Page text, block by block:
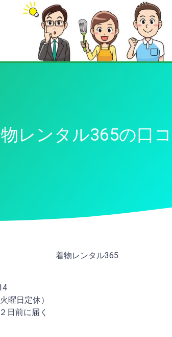
レンタル365の口コ
着物レンタル365
曜日定休）
日前に届く